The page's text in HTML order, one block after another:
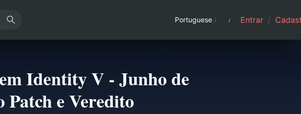
Portuguese / Entrar /
Identity V - Junho de
Patch e Veredito